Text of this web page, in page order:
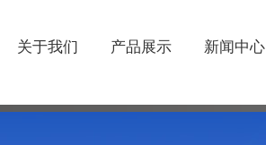
关于我们 产品展示 新闻中心